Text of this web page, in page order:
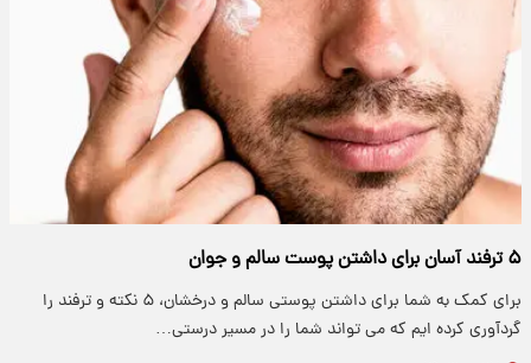
۵ ترفند آسان برای داشتن پوست سالم و جوان
برای کمک به شما برای داشتن پوستی سالم و درخشان، ۵ نکته و ترفند را
گردآوری کرده ایم که می تواند شما را در مسیر درستی…